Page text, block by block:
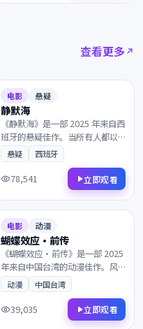
查看更多
9.2
电影 悬疑
静默海
《静默海》是一部 2025 年来自西
班牙的悬疑佳作。当所有人都以
为故事已经结束，一群孤独的旅
人在终点的小酒馆相遇。剧情反
转令人回味，情感层次饱满深
刻，影迷不容错过。
悬疑 西班牙
78,541 立即观看
6.9
电影 动漫
蝴蝶效应·前传
《蝴蝶效应·前传》是一部 2025
年来自中国台湾的动漫佳作。风
雪覆盖了北纬零度的边境，所有
线索最终指向一个无法回避的抉
择。值得在大银幕上反复品味的
诚意之作，影迷不容错过。
动漫 中国台湾
39,035 立即观看